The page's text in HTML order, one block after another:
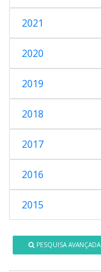
2021
2020
2019
2018
2017
2016
2015
PESQUISA AVANÇADA